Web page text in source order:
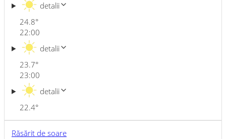
24.8°
detalii
22:00
23.7°
detalii
23:00
22.4°
detalii
Răsărit de soare